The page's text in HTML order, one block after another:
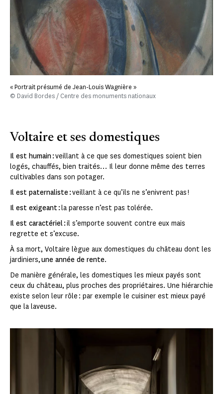
« Portrait présumé de Jean-Louis Wagnière »
© David Bordes / Centre des monuments nationaux
Voltaire et ses domestiques
Il est humain :veillant à ce que ses domestiques soient bien
logés, chauffés, bien traités… Il leur donne même des terres
cultivables dans son potager.
Il est paternaliste :veillant à ce qu’ils ne s’enivrent pas !
Il est exigeant :la paresse n’est pas tolérée.
Il est caractériel :il s’emporte souvent contre eux mais
regrette et s’excuse.
À sa mort, Voltaire lègue aux domestiques du château dont les
jardiniers,une année de rente.
De manière générale, les domestiques les mieux payés sont
ceux du château, plus proches des propriétaires. Une hiérarchie
existe selon leur rôle : par exemple le cuisiner est mieux payé
que la laveuse.